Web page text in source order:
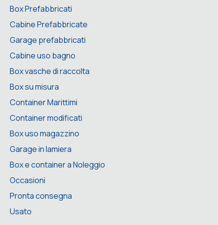
Box Prefabbricati
Cabine Prefabbricate
Garage prefabbricati
Cabine uso bagno
Box vasche di raccolta
Box su misura
Container Marittimi
Container modificati
Box uso magazzino
Garage in lamiera
Box e container a Noleggio
Occasioni
Pronta consegna
Usato